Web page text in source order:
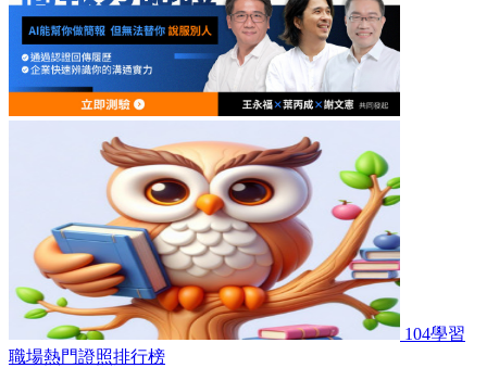
104學習
職場熱門證照排行榜